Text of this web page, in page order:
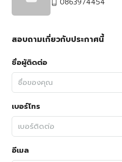
สอบถามเกี่ยวกับประกาศนี้
ชื่อผู้ติดต่อ
เบอร์โทร
อีเมล